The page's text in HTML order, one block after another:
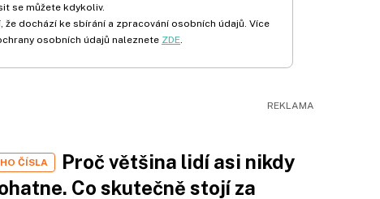
se můžete kdykoliv.
že dochází ke sbírání a zpracování osobních údajů. Více
osobních údajů naleznete ZDE
ČÍSLA
Proč většina lidí asi nikdy
Co skutečně stojí za